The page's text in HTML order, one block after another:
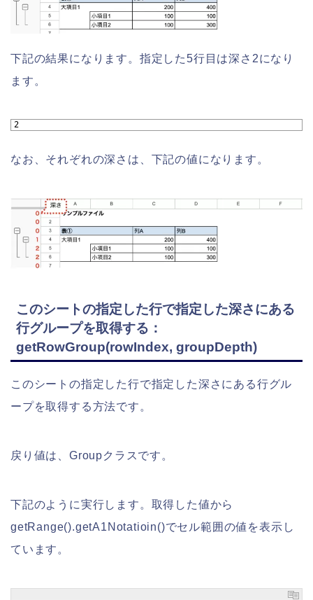
下記の結果になります。指定した5行目は深さ2になり
ます。
2
なお、それぞれの深さは、下記の値になります。
このシートの指定した行で指定した深さにある
行グループを取得する：
getRowGroup(rowIndex, groupDepth)
このシートの指定した行で指定した深さにある行グル
ープを取得する方法です。
戻り値は、Groupクラスです。
下記のように実行します。取得した値から
getRange().getA1Notatioin()でセル範囲の値を表示し
ています。